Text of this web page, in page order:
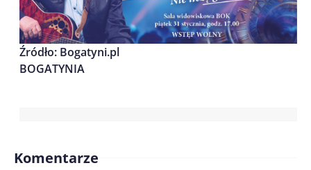
Źródło: Bogatyni.pl
BOGATYNIA
Komentarze